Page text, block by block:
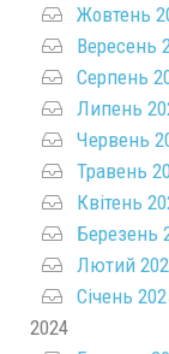
Жовтень
Вересень
Серпень
Липень
Червень
Травень
Квітень
Березень
Лютий
Січень
2024